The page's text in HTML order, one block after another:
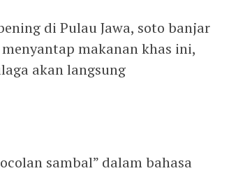
di Pulau Jawa, soto banjar
makanan khas ini,
akan langsung
sambal” dalam bahasa